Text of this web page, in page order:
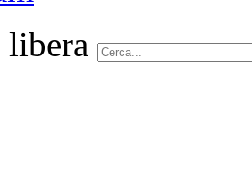
libera